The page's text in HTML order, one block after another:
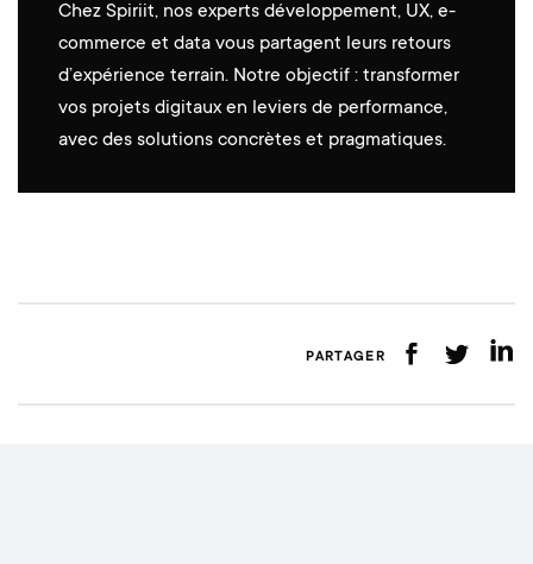
Chez Spiriit, nos experts développement, UX, e-
commerce et data vous partagent leurs retours
d’expérience terrain. Notre objectif : transformer
vos projets digitaux en leviers de performance,
avec des solutions concrètes et pragmatiques.
PARTAGER